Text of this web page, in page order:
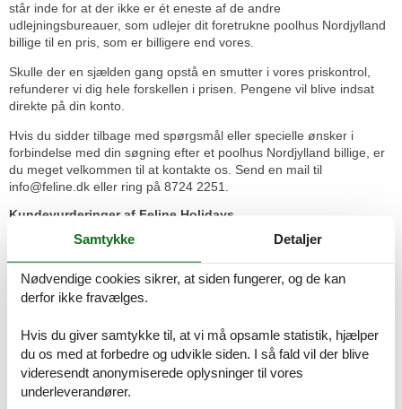
står inde for at der ikke er ét eneste af de andre
udlejningsbureauer, som udlejer dit foretrukne poolhus Nordjylland
billige til en pris, som er billigere end vores.
Skulle der en sjælden gang opstå en smutter i vores priskontrol,
refunderer vi dig hele forskellen i prisen. Pengene vil blive indsat
direkte på din konto.
Hvis du sidder tilbage med spørgsmål eller specielle ønsker i
forbindelse med din søgning efter et poolhus Nordjylland billige, er
du meget velkommen til at kontakte os. Send en mail til
info@feline.dk eller ring på 8724 2251.
Kundevurderinger af Feline Holidays
Helt fint og nemt.
6 stjerner. Fik en usædvanlig god service i telefonen,
da jeg skulle finde en bolig i nærheden af den, min
søster havde lejet. Super Super!
Samtykke Detaljer
Nødvendige cookies sikrer, at siden fungerer, og de kan
derfor ikke fravælges.
Hvis du giver samtykke til, at vi må opsamle statistik, hjælper
du os med at forbedre og udvikle siden. I så fald vil der blive
videresendt anonymiserede oplysninger til vores
underleverandører.